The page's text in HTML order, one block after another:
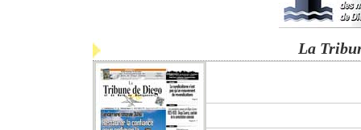
La